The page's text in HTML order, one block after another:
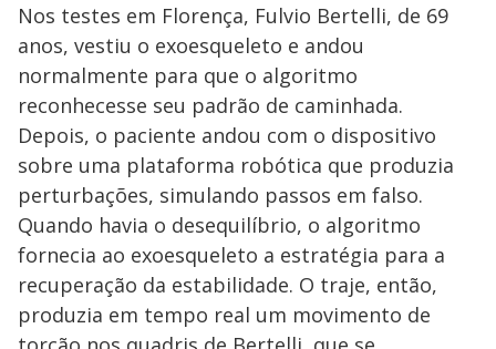
Nos testes em Florença, Fulvio Bertelli, de 69
anos, vestiu o exoesqueleto e andou
normalmente para que o algoritmo
reconhecesse seu padrão de caminhada.
Depois, o paciente andou com o dispositivo
sobre uma plataforma robótica que produzia
perturbações, simulando passos em falso.
Quando havia o desequilíbrio, o algoritmo
fornecia ao exoesqueleto a estratégia para a
recuperação da estabilidade. O traje, então,
produzia em tempo real um movimento de